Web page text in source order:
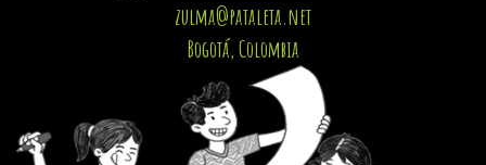
zulma@pataleta.net
Bogotá, Colombia